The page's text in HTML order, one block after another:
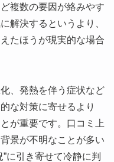
複数の要因が絡みやす
解決するというより、
たほうが現実的な場合
、発熱を伴う症状など
な対策に寄せるより
が重要です。口コミ上
景が不明なことが多い
に引き寄せて冷静に判